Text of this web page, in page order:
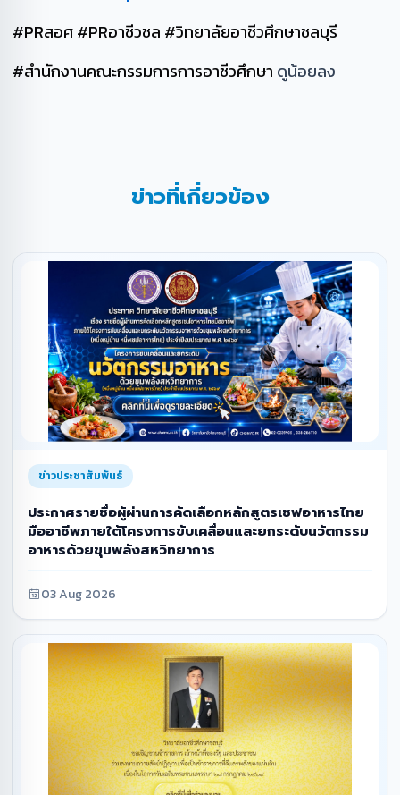
#PRสอศ#PRอาชีวชล #วิทยาลัยอาชีวศึกษาชลบุรี
#สำนักงานคณะกรรมการการอาชีวศึกษา ดูน้อยลง
ข่าวที่เกี่ยวข้อง
ข่าวประชาสัมพันธ์
ประกาศรายชื่อผู้ผ่านการคัดเลือกหลักสูตรเชฟอาหารไทย
มืออาชีพภายใต้โครงการขับเคลื่อนและยกระดับนวัตกรรม
อาหารด้วยขุมพลังสหวิทยาการ
03 Aug 2026